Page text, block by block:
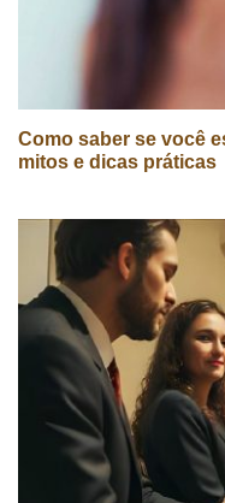
Como saber se você
mitos e dicas práticas